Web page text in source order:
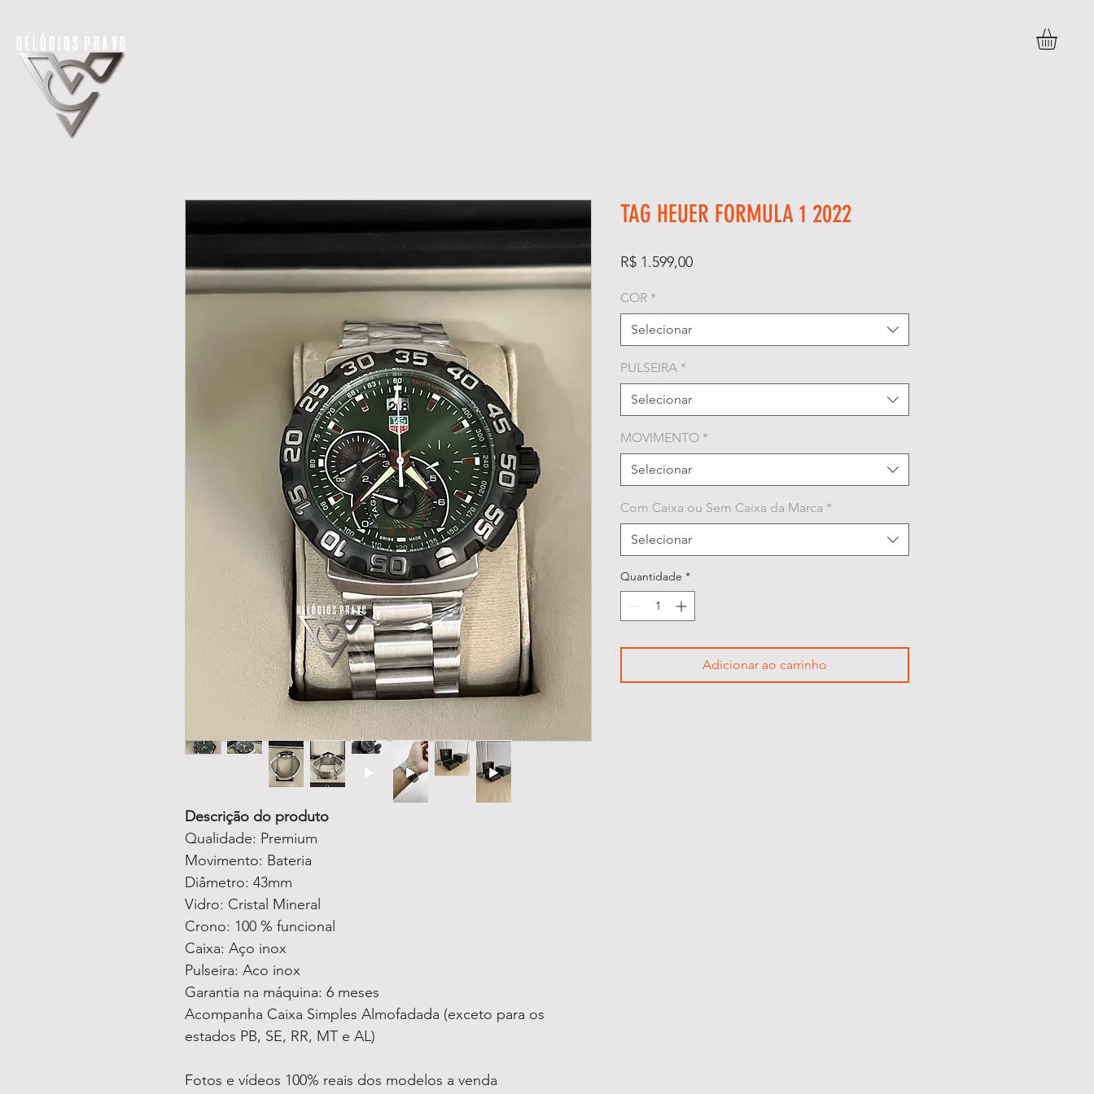
Descrição do produto
Qualidade: Premium
Movimento: Bateria
Diâmetro: 43mm
Vidro: Cristal Mineral
Crono: 100 % funcional
Caixa: Aço inox
Pulseira: Aco inox
Garantia na máquina: 6 meses
Acompanha Caixa Simples Almofadada (exceto para os
estados PB, SE, RR, MT e AL)
Fotos e vídeos 100% reais dos modelos a venda
TAG HEUER FORMULA 1 2022
R$ 1.599,00Preço
COR *
Selecionar
PULSEIRA *
Selecionar
MOVIMENTO *
Selecionar
Com Caixa ou Sem Caixa da Marca *
Selecionar
Quantidade *
Adicionar ao carrinho